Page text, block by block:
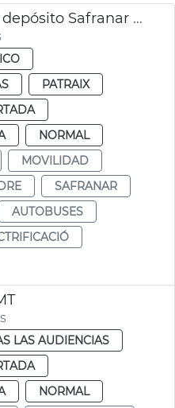
Construcción nuevo depósito Safranar EMT València
PATRAIX
NORMAL
MOVILIDAD
SAFRANAR
AUTOBUSES
LAS AUDIENCIAS
NORMAL